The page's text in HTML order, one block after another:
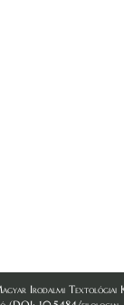
Irodalmi Textológiai